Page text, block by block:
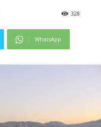
328
WhatsApp